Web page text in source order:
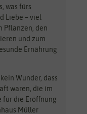
was fürs
Liebe – viel
Pflanzen, den
und zum
Ernährung
Wunder, dass
waren, die im
für die Eröffnung
Müller